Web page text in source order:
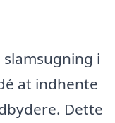
i
at indhente
Dette